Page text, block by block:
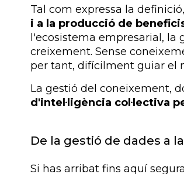
Tal com expressa la definició,
i a la producció de
l'ecosistema empresarial,
creixement. Sense
per tant, difícilment guiar el
La gestió del coneixement,
d'intel·ligència col·lectiva
De la gestió de dades a
Si has arribat fins aquí